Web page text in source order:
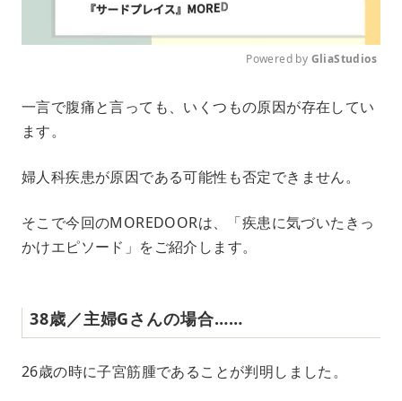
u
Powered by GliaStudios
一言で腹痛と言っても、いくつもの原因が存在してい
ます。
婦人科疾患が原因である可能性も否定できません。
そこで今回のMOREDOORは、「疾患に気づいたきっ
かけエピソード」をご紹介します。
38歳／主婦Gさんの場合……
26歳の時に子宮筋腫であることが判明しました。